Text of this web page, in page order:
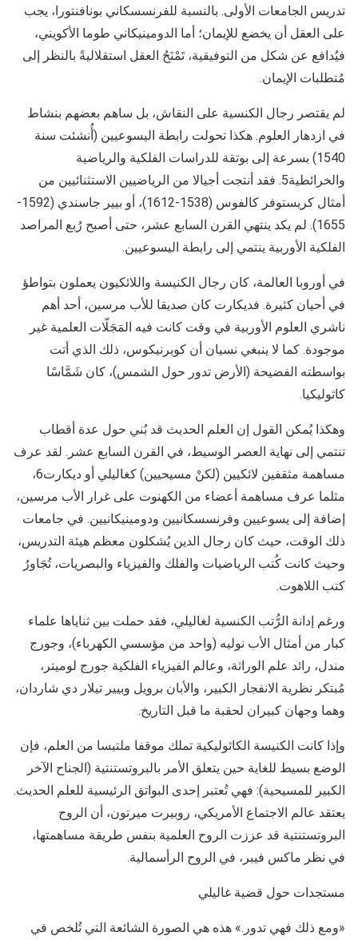
تدريس الجامعات الأولى. بالنسبة للفرنسسكاني بونافنتورا، يجب
على العقل أن يخضع للإيمان؛ أما الدومينيكاني طوما الأكويني،
فيُدافع عن شكل من التوفيقية، تَمْنَحُ العقل استقلاليةً بالنظر إلى
مُتطلبات الإيمان.
لم يقتصر رجال الكنسية على النقاش، بل ساهم بعضهم بنشاط
في ازدهار العلوم. هكذا تحولت رابطة اليسوعيين (أُنشئت سنة
1540) بسرعة إلى بوتقة للدراسات الفلكية والرياضية
والخرائطية5. فقد أنتجت أجيالا من الرياضيين الاستثنائيين من
أمثال كريستوفر كالفوس (1538-1612)، أو بيير جاسندي (1592-
1655). لم يكد ينتهي القرن السابع عشر، حتى أصبح رُبع المراصد
الفلكية الأوربية ينتمي إلى رابطة اليسوعيين.
في أوروبا العالمة، كان رجال الكنيسة واللائكيون يعملون بتواطؤ
في أحيان كثيرة. فديكارت كان صديقا للأب مرسين، أحد أهم
ناشري العلوم الأوربية في وقت كانت فيه المَجَلّات العلمية غير
موجودة. كما لا ينبغي نسيان أن كوبرنيكوس، ذلك الذي أتت
بواسطته الفضيحة (الأرض تدور حول الشمس)، كان شَمَّاسًا
كاثوليكيا.
وهكذا يُمكن القول إن العلم الحديث قد بُني حول عدة أقطاب
تنتمي إلى نهاية العصر الوسيط، في القرن السابع عشر. لقد عرف
مساهمة مثقفين لائكيين (لكنْ مسيحيين) كغاليلي أو ديكارت6،
مثلما عرف مساهمة أعضاء من الكهنوت على غرار الأب مرسين،
إضافة إلى يسوعيين وفرنسسكانيين ودومينيكانيين. في جامعات
ذلك الوقت، حيث كان رجال الدين يُشكلون معظم هيئة التدريس،
وحيث كانت كُتب الرياضيات والفلك والفيزياء والبصريات، تُجَاورُ
كتب اللاهوت.
ورغم إدانة الرُّتب الكنسية لغاليلي، فقد حملت بين ثناياها علماء
كبار من أمثال الأب نوليه (واحد من مؤسسي الكهرباء)، وجورج
مندل، رائد علم الوراثة، وعالم الفيزياء الفلكية جورج لوميتر،
مُبتكر نظرية الانفجار الكبير، والأبان برويل وبيير تيلار دي شاردان،
وهما وجهان كبيران لحقبة ما قبل التاريخ.
وإذا كانت الكنيسة الكاثوليكية تملك موقفا ملتبسا من العلم، فإن
الوضع بسيط للغاية حين يتعلق الأمر بالبروتستنتية (الجناح الآخر
الكبير للمسيحية): فهي تُعتبر إحدى البواتق الرئيسية للعلم الحديث.
يعتقد عالم الاجتماع الأمريكي، روبيرت ميرتون، أن الروح
البروتستنتية قد عززت الروح العلمية بنفس طريقة مساهمتها،
في نظر ماكس فيبر، في الروح الرأسمالية.
مستجدات حول قضية غاليلي
«ومع ذلك فهي تدور.» هذه هي الصورة الشائعة التي تُلخص في